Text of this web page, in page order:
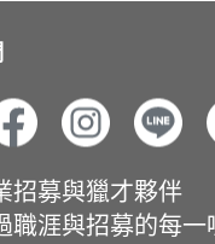
招募與獵才夥伴
職涯與招募的每一